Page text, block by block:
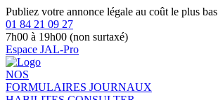
Publiez votre annonce légale au coût le plus bas
01 84 21 09 27
7h00 à 19h00 (non surtaxé)
Espace JAL-Pro
NOS
FORMULAIRES JOURNAUX